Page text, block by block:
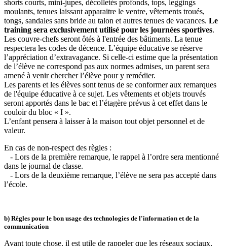
shorts courts, mini-jupes, décolletés profonds, tops, leggings
moulants, tenues laissant apparaitre le ventre, vêtements troués,
tongs, sandales sans bride au talon et autres tenues de vacances. Le
training sera exclusivement utilisé pour les journées sportives.
Les couvre-chefs seront ôtés à l'entrée des bâtiments. La tenue
respectera les codes de décence. L’équipe éducative se réserve
l’appréciation d’extravagance. Si celle-ci estime que la présentation
de l’élève ne correspond pas aux normes admises, un parent sera
amené à venir chercher l’élève pour y remédier.
Les parents et les élèves sont tenus de se conformer aux remarques
de l'équipe éducative à ce sujet. Les vêtements et objets trouvés
seront apportés dans le bac et l’étagère prévus à cet effet dans le
couloir du bloc « I ».
L’enfant pensera à laisser à la maison tout objet personnel et de
valeur.
En cas de non-respect des règles :
- Lors de la première remarque, le rappel à l’ordre sera mentionné
dans le journal de classe.
- Lors de la deuxième remarque, l’élève ne sera pas accepté dans
l’école.
b) Règles pour le bon usage des technologies de l'information et de la
communication
Avant toute chose, il est utile de rappeler que les réseaux sociaux,